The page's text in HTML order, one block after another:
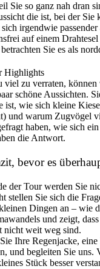
Sie so ganz nah dran
die ist, bei der
irgendwie
auf einem
Sie es als
Highlights
viel zu verraten, können
schöne Aussichten.
ist, wie sich kleine
und warum Zugvögel
haben, wie sich
die Antwort.
bevor es
der Tour werden Sie
stellen Sie sich die
Dingen an – wie
und zeigt,
nicht weit weg sind.
Ihre Regenjacke,
und begleiten Sie
Stück besser